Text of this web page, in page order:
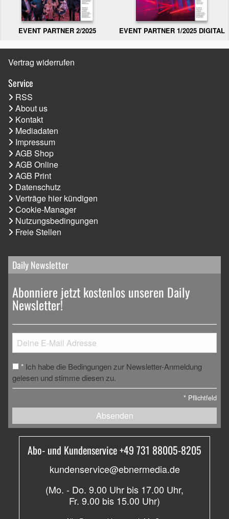
EVENT PARTNER 2/2025 EVENT PARTNER 1/2025 DIGITAL
Vertrag widerrufen
Service
RSS
About us
Kontakt
Mediadaten
Impressum
AGB Shop
AGB Online
AGB Print
Datenschutz
Verträge hier kündigen
Cookie-Manager
Nutzungsbedingungen
Freie Stellen
Daily Newsletter
Abonniere jetzt kostenlos unseren Daily
Newsletter!
* Ich habe die Bedingungen zur Newsletter-Anmeldung
gelesen und stimme diesen zu.
* Pflichtfeld
Absenden
Abo- und Kundenservice +49 731 88005-8205
kundenservice@ebnermedia.de
(Mo. - Do. 9.00 Uhr bis 17.00 Uhr,
Fr. 9.00 bis 15.00 Uhr)